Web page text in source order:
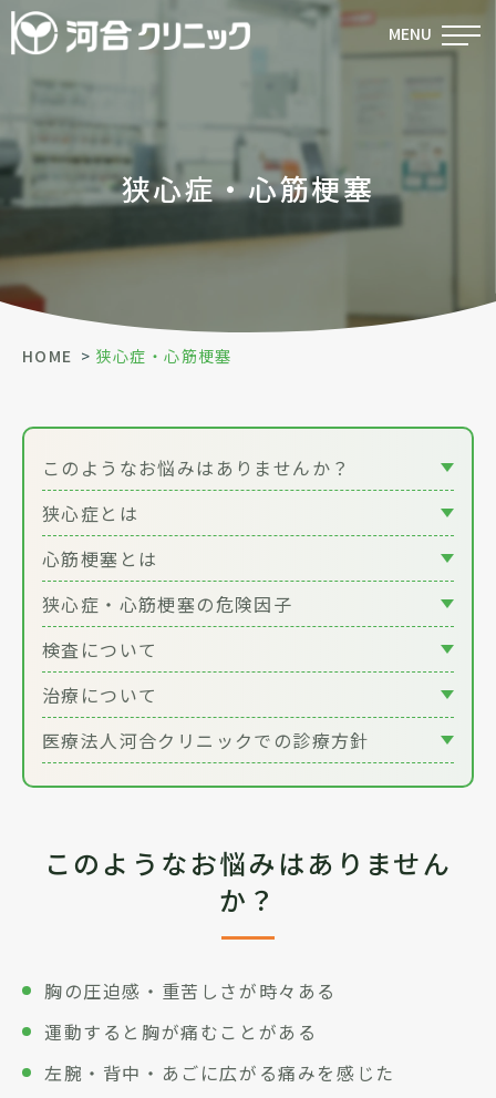
MENU
狭心症・心筋梗塞
HOME 狭心症・心筋梗塞
このようなお悩みはありませんか？
狭心症とは
心筋梗塞とは
狭心症・心筋梗塞の危険因子
検査について
治療について
医療法人河合クリニックでの診療方針
このようなお悩みはありません
か？
胸の圧迫感・重苦しさが時々ある
運動すると胸が痛むことがある
左腕・背中・あごに広がる痛みを感じた